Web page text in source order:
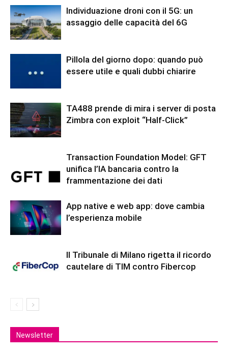
Individuazione droni con il 5G: un
assaggio delle capacità del 6G
Pillola del giorno dopo: quando può
essere utile e quali dubbi chiarire
TA488 prende di mira i server di posta
Zimbra con exploit “Half-Click”
Transaction Foundation Model: GFT
unifica l’IA bancaria contro la
frammentazione dei dati
App native e web app: dove cambia
l’esperienza mobile
Il Tribunale di Milano rigetta il ricordo
cautelare di TIM contro Fibercop
Newsletter